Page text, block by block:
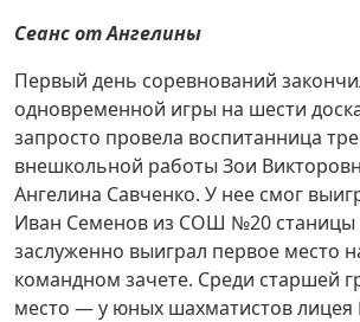
Сеанс от Ангелины
Первый день соревнований
одновременной игры на шести
запросто провела воспитанница
внешкольной работы Зои
Ангелина Савченко. У нее смог
Иван Семенов из СОШ №20 станицы
заслуженно выиграл первое место
команд­ном зачете. Среди старшей
место — у юных шахматистов